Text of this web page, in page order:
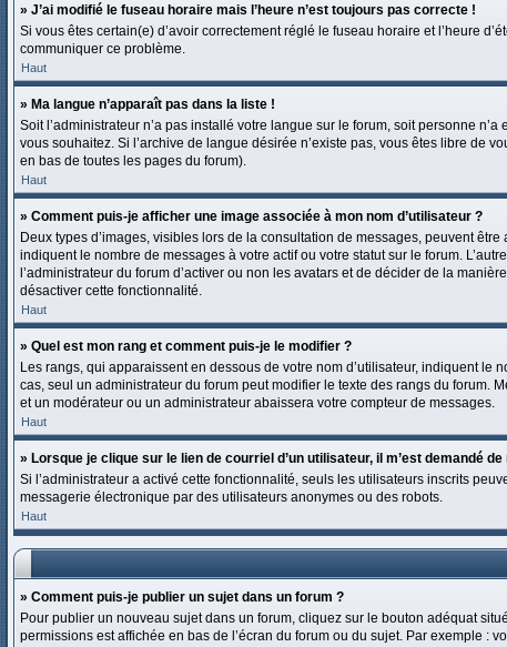
» J’ai modifié le fuseau horaire mais l’heure n’est toujours pas correcte !
Si vous êtes certain(e) d’avoir correctement réglé le fuseau horaire et l’heure
communiquer ce problème.
Haut
» Ma langue n’apparaît pas dans la liste !
Soit l’administrateur n’a pas installé votre langue sur le forum, soit personne
vous souhaitez. Si l’archive de langue désirée n’existe pas, vous êtes libre de
en bas de toutes les pages du forum).
Haut
» Comment puis-je afficher une image associée à mon nom d’utilisateur ?
Deux types d’images, visibles lors de la consultation de messages, peuvent
indiquent le nombre de messages à votre actif ou votre statut sur le forum.
l’administrateur du forum d’activer ou non les avatars et de décider de la
désactiver cette fonctionnalité.
Haut
» Quel est mon rang et comment puis-je le modifier ?
Les rangs, qui apparaissent en dessous de votre nom d’utilisateur, indiquent
cas, seul un administrateur du forum peut modifier le texte des rangs du forum.
et un modérateur ou un administrateur abaissera votre compteur de messages.
Haut
» Lorsque je clique sur le lien de courriel d’un utilisateur, il m’est demandé
Si l’administrateur a activé cette fonctionnalité, seuls les utilisateurs inscrits
messagerie électronique par des utilisateurs anonymes ou des robots.
Haut
» Comment puis-je publier un sujet dans un forum ?
Pour publier un nouveau sujet dans un forum, cliquez sur le bouton adéquat
permissions est affichée en bas de l’écran du forum ou du sujet. Par exemple :